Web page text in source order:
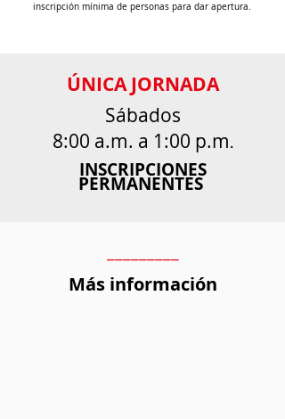
inscripción mínima de personas para dar apertura.
ÚNICA JORNADA
Sábados
8:00 a.m. a 1:00 p.m.
INSCRIPCIONES
PERMANENTES
Más información